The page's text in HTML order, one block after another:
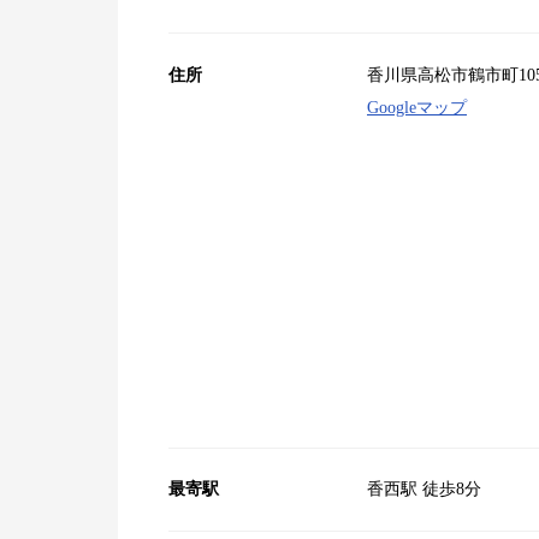
住所
香川県高松市鶴市町
Googleマップ
最寄駅 香西駅 徒歩8分